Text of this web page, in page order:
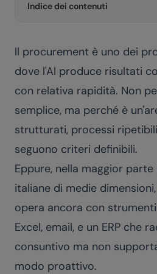
Indice dei contenuti
Il procurement è uno dei
dove l'AI produce risultati
con relativa rapidità. Non
semplice, ma perché è
strutturati, processi
seguono criteri definibili.
Eppure, nella maggior parte
italiane di medie
opera ancora con
Excel, email, e un ERP che
consuntivo ma non
modo proattivo.